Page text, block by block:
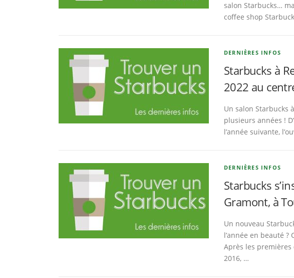
salon Starbucks…
coffee shop
DERNIÈRES INFOS
Starbucks à
2022 au
Un salon Starbucks
plusieurs années !
l’année suivante,
DERNIÈRES INFOS
Starbucks
Gramont, à
Un nouveau
l’année en beauté ?
Après les
2016, …